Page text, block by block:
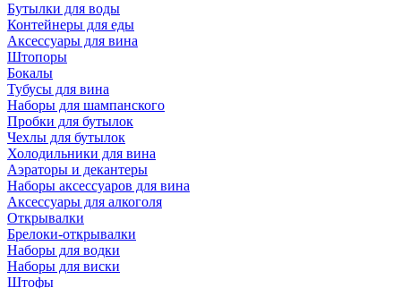
Бутылки для воды
Контейнеры для еды
Аксессуары для вина
Штопоры
Бокалы
Тубусы для вина
Наборы для шампанского
Пробки для бутылок
Чехлы для бутылок
Холодильники для вина
Аэраторы и декантеры
Наборы аксессуаров для вина
Аксессуары для алкоголя
Открывалки
Брелоки-открывалки
Наборы для водки
Наборы для виски
Штофы